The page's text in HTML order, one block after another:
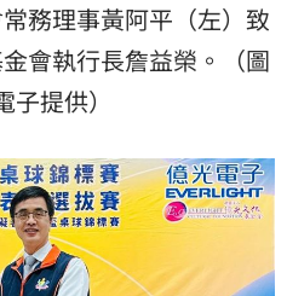
務理事黃阿平（左）致
會執行長詹益榮。（圖
子提供）